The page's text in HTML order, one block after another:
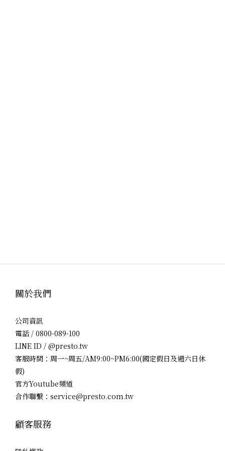
關於我們
公司資訊
電話 / 0800-089-100
LINE ID / @presto.tw
客服時間：周一~周五/AM9:00~PM6:00(國定假日及週六日休
假)
官方Youtube頻道
合作聯繫：service@presto.com.tw
顧客服務